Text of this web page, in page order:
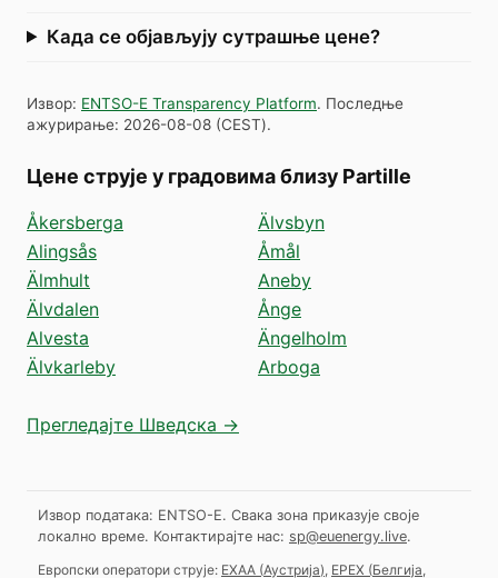
Када се објављују сутрашње цене?
Извор: ENTSO-E Transparency Platform. Последње
ажурирање: 2026-08-08 (CEST).
Цене струје у градовима близу Partille
Åkersberga
Alingsås
Älmhult
Älvdalen
Alvesta
Älvkarleby
Älvsbyn
Åmål
Aneby
Ånge
Ängelholm
Arboga
Прегледајте Шведска →
Извор података: ENTSO-E. Свака зона приказује своје
локално време. Контактирајте нас: sp@euenergy.live.
Европски оператори струје: EXAA (Аустрија) EPEX (Белгија,